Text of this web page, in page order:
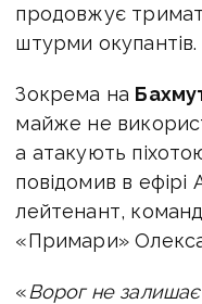
продовжує
штурми окупантів.
Зокрема на
майже не
а атакують
повідомив в ефірі
лейтенант,
«Примари»
«Ворог не